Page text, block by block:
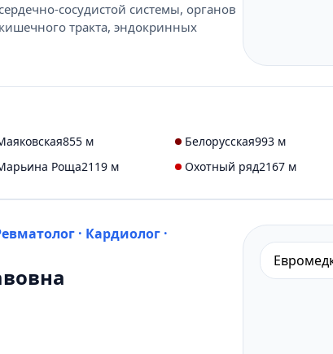
сосудистой системы, органов
тракта, эндокринных
855 м Белорусская993 м
Роща2119 м Охотный ряд2167 м
· Кардиолог ·